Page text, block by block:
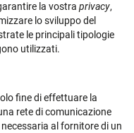
la vostra privacy,
lo sviluppo del
le principali tipologie
utilizzati.
fine di effettuare la
rete di comunicazione
al fornitore di un